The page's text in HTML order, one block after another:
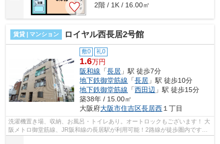
2階 / 1K / 16.00㎡
賃貸 | マンション ロイヤル西長居2号館
敷0 礼0
1.6万円
阪和線 「長居 」駅 徒歩7分
地下鉄御堂筋線 「長居 」駅 徒歩10分
地下鉄御堂筋線 「西田辺 」駅 徒歩15分
築38年 / 15.00㎡
大阪府大阪市住吉区長居西 １丁目
洗濯機置き場、収納、お風呂・トイレあり。オートロックもございます！ 大
阪メトロ御堂筋線、JR阪和線の長居駅が利用可能！2路線が徒歩圏内です！
■□■□■□■□■□■□■□■□■□■□■□■□■□■□■□■□...